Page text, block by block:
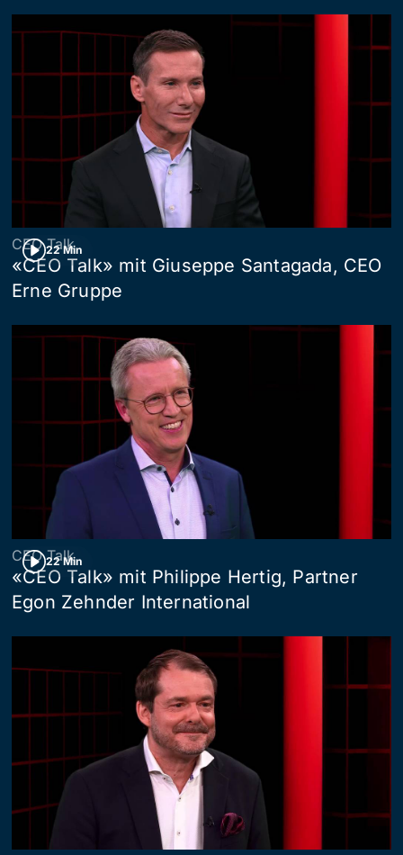
22 Min
CEO Talk
«CEO Talk» mit Giuseppe Santagada, CEO
Erne Gruppe
22 Min
CEO Talk
«CEO Talk» mit Philippe Hertig, Partner
Egon Zehnder International